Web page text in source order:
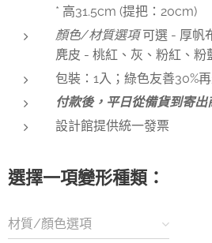
* 高31.5cm (提把：20cm)
顏色/材質選項可選 - 厚帆
麂皮 - 桃紅、灰、粉紅、粉
包裝：1入；綠色友善30%
付款後，平日從備貨到寄出
設計館提供統一發票
選擇一項變形種類：
材質/顏色選項